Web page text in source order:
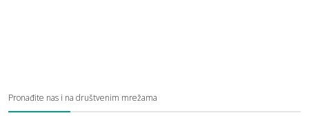
Pronađite nas i na društvenim mrežama